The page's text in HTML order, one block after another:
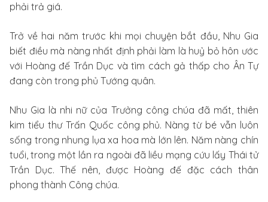
phải trả giá.
Trở về hai năm trước khi mọi chuyện bắt đầu, Nhu Gia
biết điều mà nàng nhất định phải làm là huỷ bỏ hôn ước
với Hoàng đế Trần Dục và tìm cách gả thấp cho Ân Tự
đang còn trong phủ Tướng quân.
Nhu Gia là nhi nữ của Trưởng công chúa đã mất, thiên
kim tiểu thư Trấn Quốc công phủ. Nàng từ bé vẫn luôn
sống trong nhung lụa xa hoa mà lớn lên. Năm nàng chín
tuổi, trong một lần ra ngoài đã liều mạng cứu lấy Thái tử
Trần Dục. Thế nên, được Hoàng đế đặc cách thân
phong thành Công chúa.